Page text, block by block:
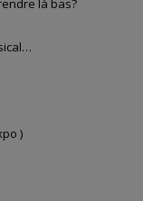
là bas?
)